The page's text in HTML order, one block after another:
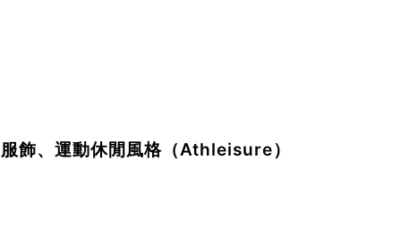
飾、運動休閒風格（Athleisure）